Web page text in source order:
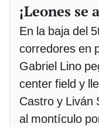
¡Leones se
En la baja del
corredores en
Gabriel Lino
center field y
Castro y Liván
al montículo